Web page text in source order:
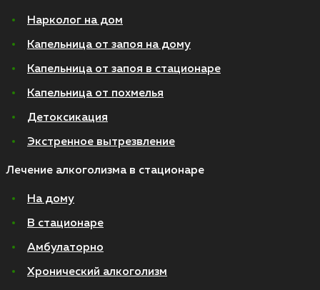
Нарколог на дом
Капельница от запоя на дому
Капельница от запоя в стационаре
Капельница от похмелья
Детоксикация
Экстренное вытрезвление
Лечение алкоголизма в стационаре
На дому
В стационаре
Амбулаторно
Хронический алкоголизм